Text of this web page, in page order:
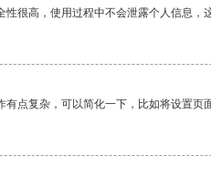
性很高，使用过程中不会泄露个人信息，
点复杂，可以简化一下，比如将设置页